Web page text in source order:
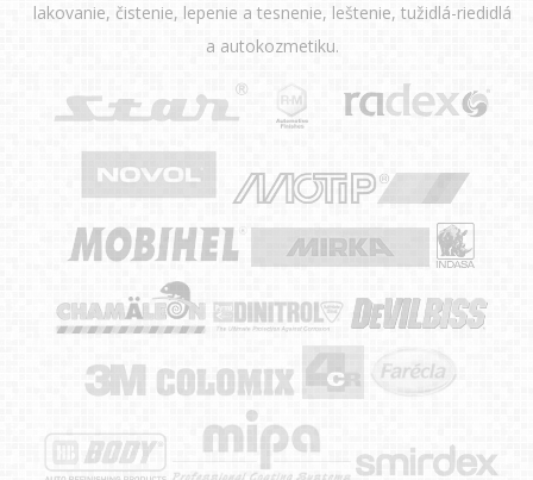
lakovanie, čistenie, lepenie a tesnenie, leštenie, tužidlá-riedidlá
a autokozmetiku.